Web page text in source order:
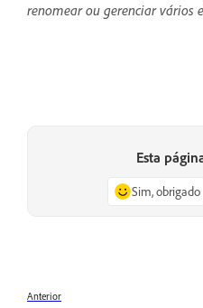
renomear ou gerenciar vários
Esta
Sim, obrigado
Anterior